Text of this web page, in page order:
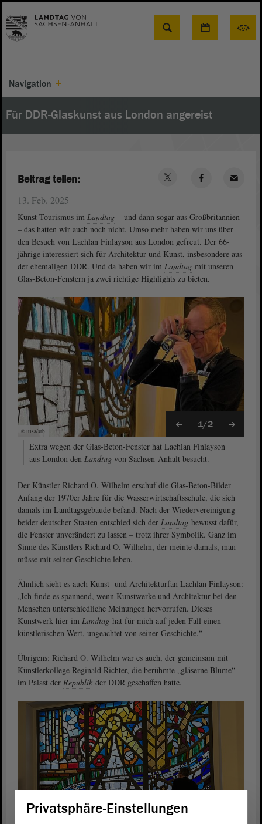
Suche
Navigation
Für DDR-Glaskunst aus London angereist
13. Feb. 2025
Kunst-Tourismus im Landtag – und dann sogar aus Großbritannien
– das hatten wir auch noch nicht. Umso mehr haben wir uns über
den Besuch von Lachlan Finlayson aus London gefreut. Der 66-
jährige interessiert sich für Architektur und Kunst, insbesondere aus
der ehemaligen DDR. Und da haben wir im Landtag mit unseren
Glas-Beton-Fenstern ja zwei richtige Highlights zu bieten.
© ltlsa/stb
1/2
Extra wegen der Glas-Beton-Fenster hat Lachlan Finlayson
aus London den Landtag von Sachsen-Anhalt besucht.
Der Künstler Richard O. Wilhelm erschuf die Glas-Beton-Bilder
Anfang der 1970er Jahre für die Wasserwirtschaftsschule, die sich
damals im Landtagsgebäude befand. Nach der Wiedervereinigung
beider deutscher Staaten entschied sich der Landtag bewusst dafür,
die Fenster unverändert zu lassen – trotz ihrer Symbolik. Ganz im
Sinne des Künstlers Richard O. Wilhelm, der meinte damals, man
müsse mit seiner Geschichte leben.
Ähnlich sieht es auch Kunst- und Architekturfan Lachlan Finlayson:
„Ich finde es spannend, wenn Kunstwerke und Architektur bei den
Menschen unterschiedliche Meinungen hervorrufen. Dieses
Kunstwerk hier im Landtag hat für mich auf jeden Fall einen
künstlerischen Wert, ungeachtet von seiner Geschichte.“
Übrigens: Richard O. Wilhelm war es auch, der gemeinsam mit
Künstlerkollege Reginald Richter, die berühmte „gläserne Blume“
im Palast der Republik der DDR geschaffen hatte.
Beitrag teilen:
Privatsphäre-Einstellungen